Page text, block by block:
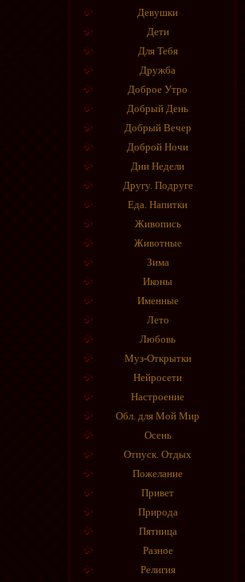
Девушки
Дети
Для Тебя
Дружба
Доброе Утро
Добрый День
Добрый Вечер
Доброй Ночи
Дни Недели
Другу. Подруге
Еда. Напитки
Живопись
Животные
Зима
Иконы
Именные
Лето
Любовь
Муз-Открытки
Нейросети
Настроение
Обл. для Мой Мир
Осень
Отпуск. Отдых
Пожелание
Привет
Природа
Пятница
Разное
Религия